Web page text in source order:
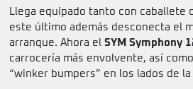
Llega equipado tanto con caballete
este último además desconecta el
arranque. Ahora el SYM Symphony
carrocería más envolvente, así
“winker bumpers” en los lados de